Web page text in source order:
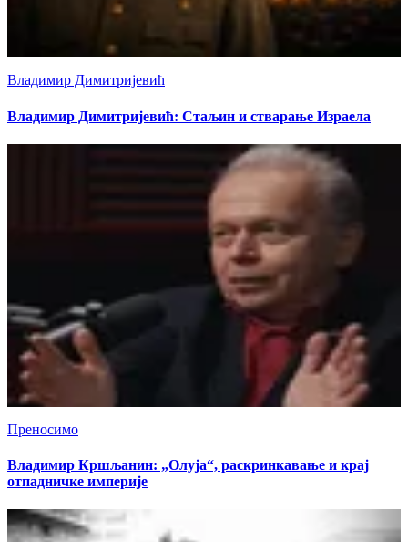
Владимир Димитријевић
Владимир Димитријевић: Стаљин и стварање Израела
Преносимо
Владимир Кршљанин: „Олуја“, раскринкавање и крај
отпадничке империје